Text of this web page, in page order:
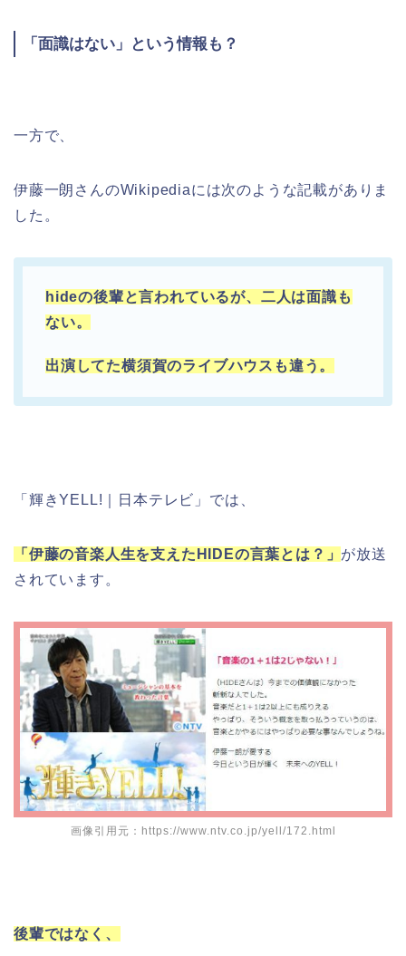
「面識はない」という情報も？
一方で、
伊藤一朗さんのWikipediaには次のような記載がありま
した。
hideの後輩と言われているが、二人は面識も
ない。
出演してた横須賀のライブハウスも違う。
「輝きYELL!｜日本テレビ」では、
「伊藤の音楽人生を支えたHIDEの言葉とは？」 が放送
されています。
画像引用元：https://www.ntv.co.jp/yell/172.html
後輩ではなく、